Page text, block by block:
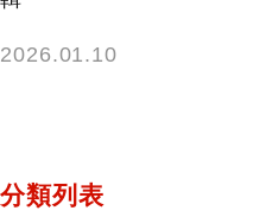
2026.01.10
分類列表